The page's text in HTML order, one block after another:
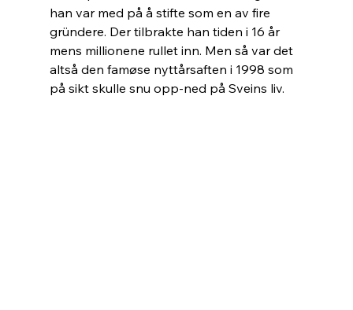
han var med på å stifte som en av fire
gründere. Der tilbrakte han tiden i 16 år
mens millionene rullet inn. Men så var det
altså den famøse nyttårsaften i 1998 som
på sikt skulle snu opp-ned på Sveins liv.